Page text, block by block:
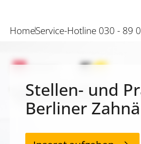
HomeService-Hotline 030 - 89
Stellen- und
Berliner